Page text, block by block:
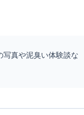
写真や泥臭い体験談な